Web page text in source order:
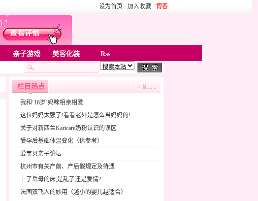
· 设为首页 · 加入收藏 · 博客
亲子游戏 美容化装 Rss
栏目热点
我和‘16岁’妈咪相亲相爱
这位妈妈太强了!看看老外是怎么当妈妈的!
关于对新西兰Karicare奶粉认识的误区
受孕后基础体温变化（供参考）
爱宝贝亲子论坛
杭州市有关产前、产后假规定及待遇
上了岳母的床,是乱了还是爱情?
法国双飞人的妙用（越小的婴儿越适合）